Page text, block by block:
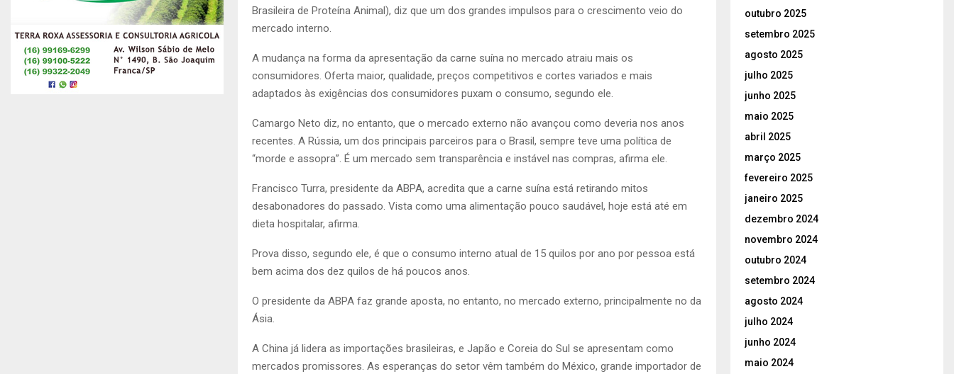
Brasileira de Proteína Animal), diz que um dos grandes impulsos para o crescimento veio do
mercado interno.
A mudança na forma da apresentação da carne suína no mercado atraiu mais os
consumidores. Oferta maior, qualidade, preços competitivos e cortes variados e mais
adaptados às exigências dos consumidores puxam o consumo, segundo ele.
Camargo Neto diz, no entanto, que o mercado externo não avançou como deveria nos anos
recentes. A Rússia, um dos principais parceiros para o Brasil, sempre teve uma política de
“morde e assopra”. É um mercado sem transparência e instável nas compras, afirma ele.
Francisco Turra, presidente da ABPA, acredita que a carne suína está retirando mitos
desabonadores do passado. Vista como uma alimentação pouco saudável, hoje está até em
dieta hospitalar, afirma.
Prova disso, segundo ele, é que o consumo interno atual de 15 quilos por ano por pessoa está
bem acima dos dez quilos de há poucos anos.
O presidente da ABPA faz grande aposta, no entanto, no mercado externo, principalmente no da
Ásia.
A China já lidera as importações brasileiras, e Japão e Coreia do Sul se apresentam como
mercados promissores. As esperanças do setor vêm também do México, grande importador de
outubro 2025
setembro 2025
agosto 2025
julho 2025
junho 2025
maio 2025
abril 2025
março 2025
fevereiro 2025
janeiro 2025
dezembro 2024
novembro 2024
outubro 2024
setembro 2024
agosto 2024
julho 2024
junho 2024
maio 2024